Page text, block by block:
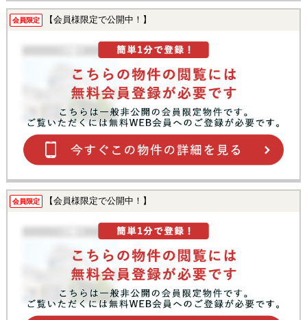
会員限定 【会員様限定で公開中！】
会員限定 【会員様限定で公開中！】